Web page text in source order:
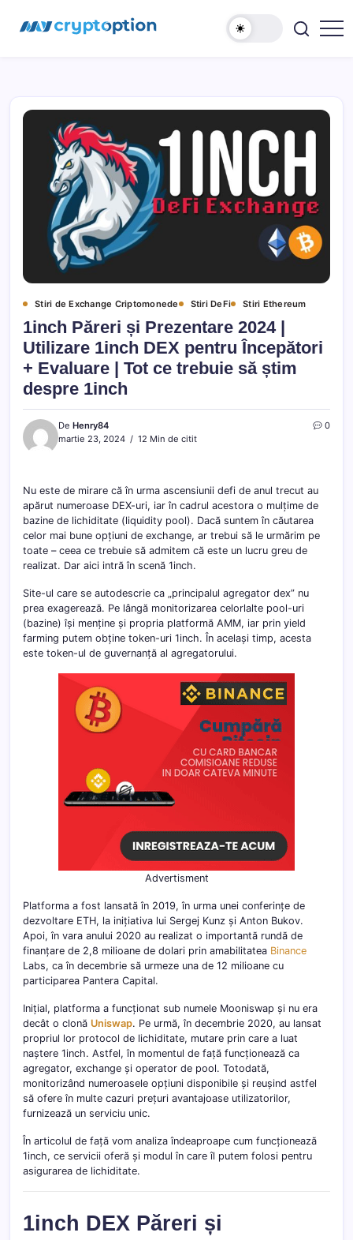
MyCryptOption
Stiri de Exchange Criptomonede Stiri DeFi Stiri Ethereum
1inch Păreri și Prezentare 2024 |
Utilizare 1inch DEX pentru Începători
+ Evaluare | Tot ce trebuie să știm
despre 1inch
De Henry84
martie 23, 2024
12 Min de citit
0
Nu este de mirare că în urma ascensiunii defi de anul trecut au
apărut numeroase DEX-uri, iar în cadrul acestora o mulțime de
bazine de lichiditate (liquidity pool). Dacă suntem în căutarea
celor mai bune opțiuni de exchange, ar trebui să le urmărim pe
toate – ceea ce trebuie să admitem că este un lucru greu de
realizat. Dar aici intră în scenă 1inch.
Site-ul care se autodescrie ca „principalul agregator dex” nu
prea exagerează. Pe lângă monitorizarea celorlalte pool-uri
(bazine) își menține și propria platformă AMM, iar prin yield
farming putem obține token-uri 1inch. În același timp, acesta
este token-ul de guvernanță al agregatorului.
Advertisment
Platforma a fost lansată în 2019, în urma unei conferințe de
dezvoltare ETH, la inițiativa lui Sergej Kunz și Anton Bukov.
Apoi, în vara anului 2020 au realizat o importantă rundă de
finanțare de 2,8 milioane de dolari prin amabilitatea Binance
Labs, ca în decembrie să urmeze una de 12 milioane cu
participarea Pantera Capital.
Inițial, platforma a funcționat sub numele Mooniswap și nu era
decât o clonă Uniswap. Pe urmă, în decembrie 2020, au lansat
propriul lor protocol de lichiditate, mutare prin care a luat
naștere 1inch. Astfel, în momentul de față funcționează ca
agregator, exchange și operator de pool. Totodată,
monitorizând numeroasele opțiuni disponibile și reușind astfel
să ofere în multe cazuri prețuri avantajoase utilizatorilor,
furnizează un serviciu unic.
În articolul de față vom analiza îndeaproape cum funcționează
1inch, ce servicii oferă și modul în care îl putem folosi pentru
asigurarea de lichiditate.
1inch DEX Păreri și